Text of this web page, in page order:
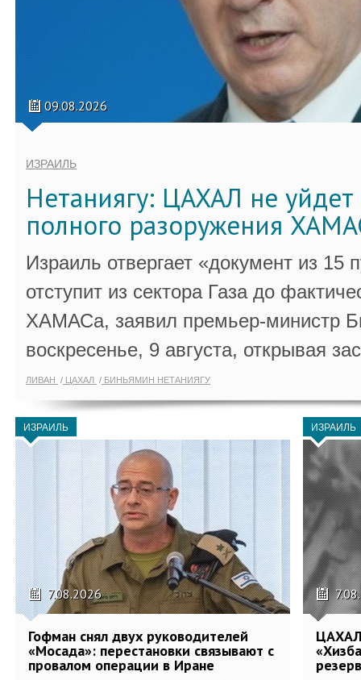
09.08.2026
ИЗРАИЛЬ
Нетаниягу: ЦАХАЛ не уйдет
полного разоружения
Израиль отвергает «документ из
отступит из сектора Газа до
ХАМАСа, заявил премьер-министр
воскресенье, 9 августа, открывая
ЛИВАН ЦАХАЛ БИНЬЯМИН НЕТАНИЯГУ
ИЗРАИЛЬ
7.08.2026
Гофман снял двух руководителей
«Мосада»: перестановки связывают с
провалом операции в Иране
ИЗРАИЛЬ
ЦАХАЛ